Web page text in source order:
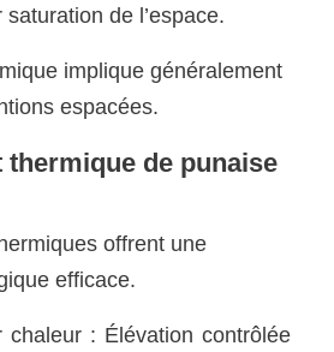
de l’espace.
implique généralement
espacées.
thermique de punaise
offrent une
efficace.
chaleur : Élévation contrôlée